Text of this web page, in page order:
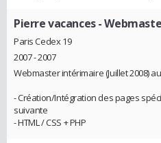
Pierre vacances-
Paris Cedex 19
2007 - 2007
Webmaster intérimaire (Juillet 2008)
- Création/Intégration des pages
suivante
- HTML / CSS + PHP